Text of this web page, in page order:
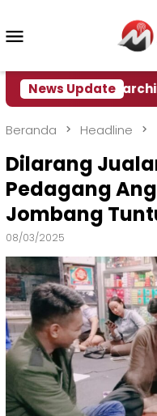
konten
News Update
World Marching Sport
Beranda Headline
Dilarang
Pedagang
Jombang
08/03/2025